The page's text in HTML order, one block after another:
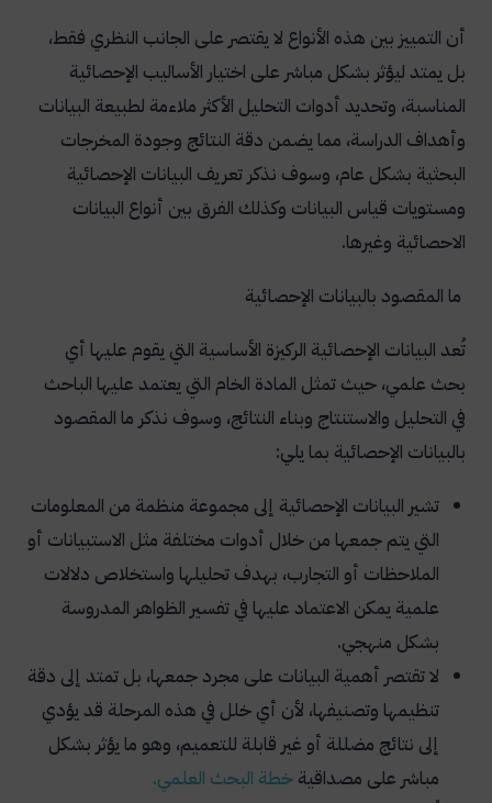
3.مقياس الفترة
4.مقياس النسبة
الفرق بين أنواع البيانات الإحصائية
الفرق بين البيانات النوعية والكمية
الفرق بين البيانات الاسمية والترتيبية
الفرق بين بيانات الفترة وبيانات النسبة
كيفية اختيار العينة المناسبة في البحث العلمي
أنواع العينات في البحث العلمي
العينات الاحتمالية
العينات غير الاحتمالية
أخطاء شائعة في تصنيف البيانات واختيار العينة
نصائح لتحديد نوع البيانات والعينة بشكل صحيح
الأسئلة الشائعة
ما أنواع البيانات الإحصائية الأساسية؟
لماذا يعد تحديد نوع البيانات مهمًا قبل التحليل
الإحصائي؟
كيف يمكن تحديد نوع البيانات في البحث العلمي؟
أن التمييز بين هذه الأنواع لا يقتصر على الجانب النظري فقط،
بل يمتد ليؤثر بشكل مباشر على اختيار الأساليب الإحصائية
المناسبة، وتحديد أدوات التحليل الأكثر ملاءمة لطبيعة البيانات
وأهداف الدراسة، مما يضمن دقة النتائج وجودة المخرجات
البحثية بشكل عام، وسوف نذكر تعريف البيانات الإحصائية
ومستويات قياس البيانات وكذلك الفرق بين أنواع البيانات
الاحصائية وغيرها.
ما المقصود بالبيانات الإحصائية
تُعد البيانات الإحصائية الركيزة الأساسية التي يقوم عليها أي
بحث علمي، حيث تمثل المادة الخام التي يعتمد عليها الباحث
في التحليل والاستنتاج وبناء النتائج، وسوف نذكر ما المقصود
بالبيانات الإحصائية بما يلي:
تشير البيانات الإحصائية إلى مجموعة منظمة من المعلومات
التي يتم جمعها من خلال أدوات مختلفة مثل الاستبيانات أو
الملاحظات أو التجارب، بهدف تحليلها واستخلاص دلالات
علمية يمكن الاعتماد عليها في تفسير الظواهر المدروسة
بشكل منهجي.
لا تقتصر أهمية البيانات على مجرد جمعها، بل تمتد إلى دقة
تنظيمها وتصنيفها، لأن أي خلل في هذه المرحلة قد يؤدي
إلى نتائج مضللة أو غير قابلة للتعميم، وهو ما يؤثر بشكل
مباشر على مصداقية خطة البحث العلمي.